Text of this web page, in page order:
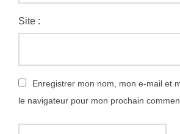
Site :
Enregistrer mon nom, mon e-mail et
le navigateur pour mon prochain